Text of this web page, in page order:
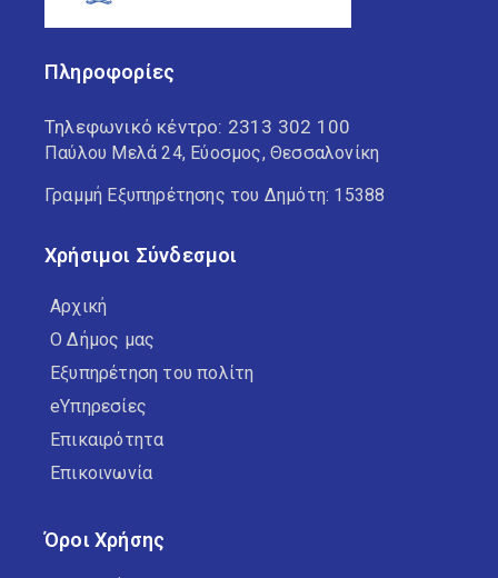
Πληροφορίες
Τηλεφωνικό κέντρο: 2313 302 100
Παύλου Μελά 24, Εύοσμος, Θεσσαλονίκη
Γραμμή Εξυπηρέτησης του Δημότη: 15388
Χρήσιμοι Σύνδεσμοι
Αρχική
Ο Δήμος μας
Εξυπηρέτηση του πολίτη
eΥπηρεσίες
Επικαιρότητα
Επικοινωνία
Όροι Χρήσης